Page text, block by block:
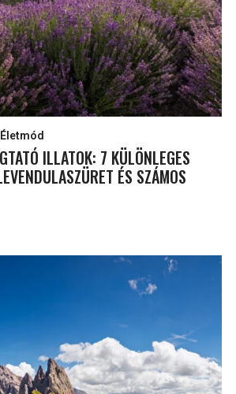
Életmód
ILLATOK: 7 KÜLÖNLEGES
ÉS SZÁMOS